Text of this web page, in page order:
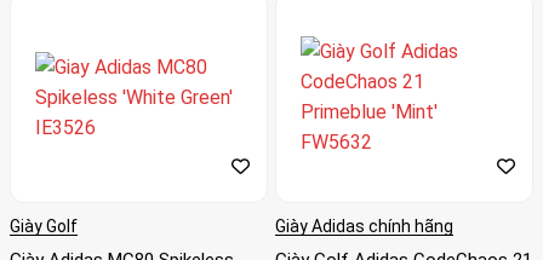
Giày Golf Giày Adidas chính hãng